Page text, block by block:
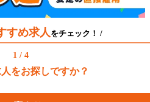
すめ求人をチェック！ /
1 / 4
をお探しですか？